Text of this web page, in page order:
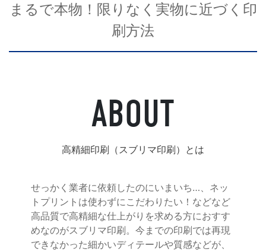
デジタルコンテンツ制作・撮影・その他
社員ブログ
採用情報
まるで本物！限りなく実物に近づく印
刷方法
ABOUT
高精細印刷（スブリマ印刷）とは
せっかく業者に依頼したのにいまいち…、ネッ
トプリントは使わずにこだわりたい！などなど
高品質で高精細な仕上がりを求める方におすす
めなのがスブリマ印刷。今までの印刷では再現
できなかった細かいディテールや質感などが、